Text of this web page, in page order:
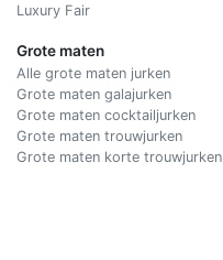
Luxury Fair
Grote maten
Alle grote maten jurken
Grote maten galajurken
Grote maten cocktailjurken
Grote maten trouwjurken
Grote maten korte trouwjurken